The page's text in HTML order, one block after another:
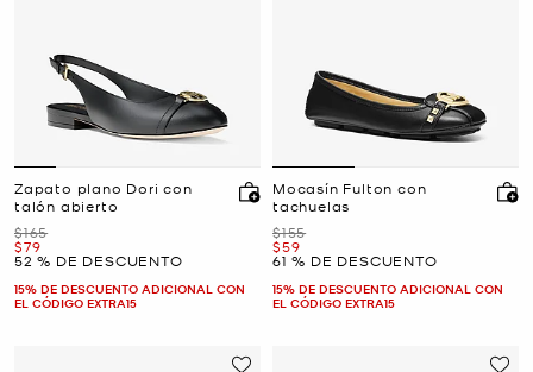
Zapato plano Dori con
talón abierto
Era
$165
Ahora
$79
52 % DE DESCUENTO
15% DE DESCUENTO ADICIONAL CON
EL CÓDIGO EXTRA15
Mocasín Fulton con
tachuelas
Era
$155
Ahora
$59
61 % DE DESCUENTO
15% DE DESCUENTO ADICIONAL CON
EL CÓDIGO EXTRA15